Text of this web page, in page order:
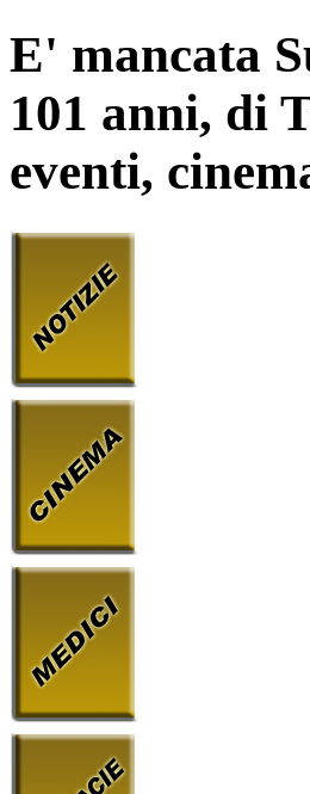
E' mancata
101 anni, di
eventi,